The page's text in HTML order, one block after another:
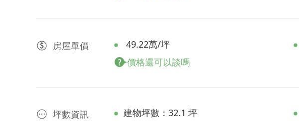
房屋單價
49.22萬/坪
價格還可以談嗎
坪數資訊
建物坪數：32.1 坪